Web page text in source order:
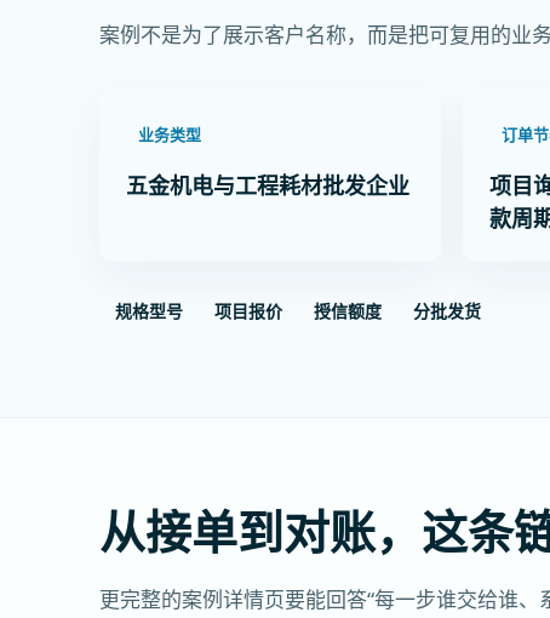
案例不是为了展示客户名称，而是把可复用的业
业务类型
五金机电与工程耗材批发企业
订单
项目
款周
规格型号 项目报价 授信额度 分批发货
从接单到对账，这条
更完整的案例详情页要能回答“每一步谁交给谁